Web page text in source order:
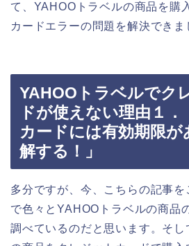
て、YAHOOトラベルの商品を購
カードエラーの問題を解決できま
YAHOOトラベルでク
ドが使えない理由１．
カードには有効期限
解する！」
多分ですが、今、こちらの記事
で色々とYAHOOトラベルの商品
調べているのだと思います。そ